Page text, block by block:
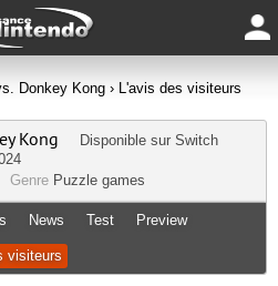
Donkey Kong › L'avis des visiteurs
Kong Disponible sur Switch
Genre Puzzle games
News Test Preview
visiteurs